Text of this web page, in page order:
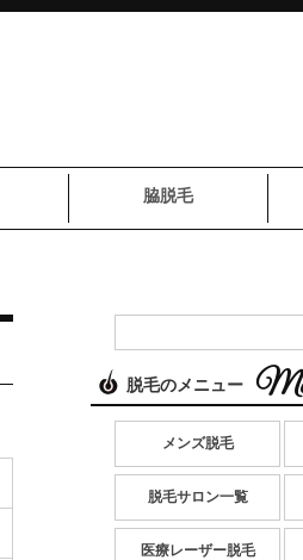
脇脱毛
脱毛のメニュー
メンズ脱毛
脱毛サロン一覧
医療レーザー脱毛